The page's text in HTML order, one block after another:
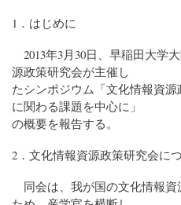
1．はじめに
2013年3月30日、早稲田大学
源政策研究会が主催し
たシンポジウム「文化情報資
に関わる課題を中心に」
の概要を報告する。
2．文化情報資源政策研究会に
同会は、我が国の文化情報資